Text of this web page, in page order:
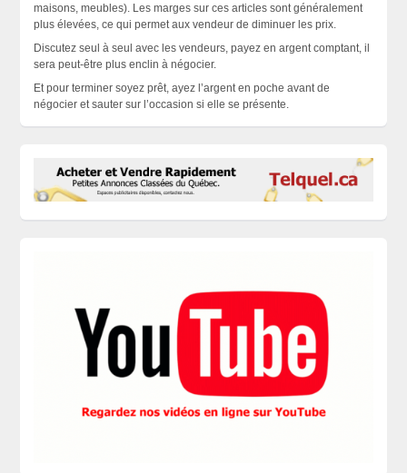
maisons, meubles). Les marges sur ces articles sont généralement
plus élevées, ce qui permet aux vendeur de diminuer les prix.
Discutez seul à seul avec les vendeurs, payez en argent comptant, il
sera peut-être plus enclin à négocier.
Et pour terminer soyez prêt, ayez l’argent en poche avant de
négocier et sauter sur l’occasion si elle seprésente.